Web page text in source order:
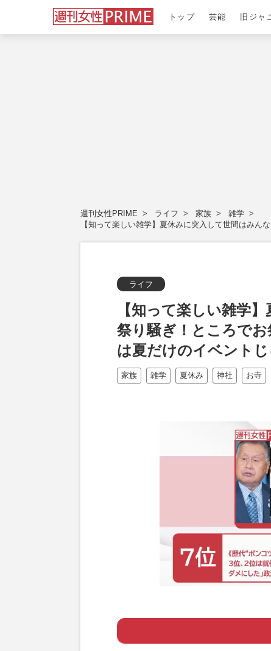
トップ 芸能 旧ジャ
週刊女性PRIME ライフ 家族
雑学
【知って楽しい雑学】夏休みに突入して世間はみん
ライフ
【知って楽しい雑学
祭り騒ぎ！ところで
は夏だけのイベントじ
家族 雑学 夏休み 神社 お寺